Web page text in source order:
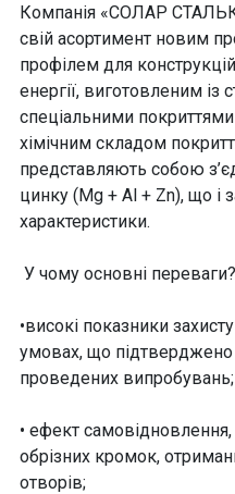
Компанія «СОЛАР
свій асортимент новим
профілем для
енергії, виготовленим із
спеціальними
хімічним складом
представляють собою
цинку (Mg + Al + Zn), що і
характеристики.
У чому основні переваги?
•високі показники
умовах, що підтверджено
проведених випробувань;
• ефект
обрізних кромок,
отворів;